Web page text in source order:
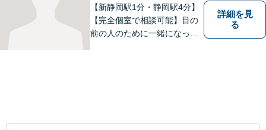
い。
【新静岡駅1分・静岡駅4分】
【完全個室で相談可能】目の
前の人のために一緒になって
ださい。
詳細を見
る